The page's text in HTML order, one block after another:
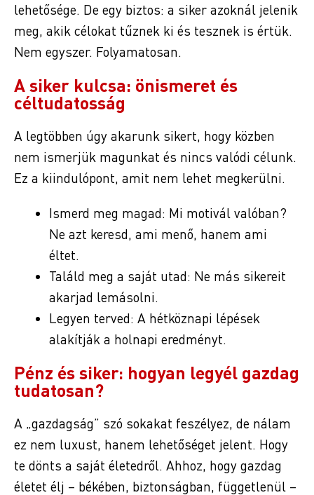
lehetősége. De egy biztos: a siker azoknál jelenik
meg, akik célokat tűznek ki és tesznek is értük.
Nem egyszer. Folyamatosan.
A siker kulcsa: önismeret és
céltudatosság
A legtöbben úgy akarunk sikert, hogy közben
nem ismerjük magunkat és nincs valódi célunk.
Ez a kiindulópont, amit nem lehet megkerülni.
Ismerd meg magad: Mi motivál valóban?
Ne azt keresd, ami menő, hanem ami
éltet.
Találd meg a saját utad: Ne más sikereit
akarjad lemásolni.
Legyen terved: A hétköznapi lépések
alakítják a holnapi eredményt.
Pénz és siker: hogyan legyél gazdag
tudatosan?
A „gazdagság” szó sokakat feszélyez, de nálam
ez nem luxust, hanem lehetőséget jelent. Hogy
te dönts a saját életedről. Ahhoz, hogy gazdag
életet élj – békében, biztonságban, függetlenül –